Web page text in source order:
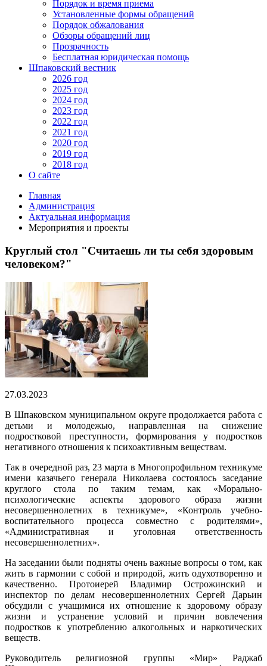
Порядок и время приема
Установленные формы обращений
Порядок обжалования
Обзоры обращений лиц
Прозрачность
Бесплатная юридическая помощь
Шпаковский вестник
2026 год
2025 год
2024 год
2023 год
2022 год
2021 год
2020 год
2019 год
2018 год
О сайте
Главная
Администрация
Актуальная информация
Мероприятия и проекты
Круглый стол "Считаешь ли ты себя здоровым
человеком?"
27.03.2023
В Шпаковском муниципальном округе продолжается работа с
детьми и молодежью, направленная на снижение
подростковой преступности, формирования у подростков
негативного отношения к психоактивным веществам.
Так в очередной раз, 23 марта в Многопрофильном техникуме
имени казачьего генерала Николаева состоялось заседание
круглого стола по таким темам, как «Морально-
психологические аспекты здорового образа жизни
несовершеннолетних в техникуме», «Контроль учебно-
воспитательного процесса совместно с родителями»,
«Административная и уголовная ответственность
несовершеннолетних».
На заседании были подняты очень важные вопросы о том, как
жить в гармонии с собой и природой, жить одухотворенно и
качественно. Протоиерей Владимир Острожинский и
инспектор по делам несовершеннолетних Сергей Дарьин
обсудили с учащимися их отношение к здоровому образу
жизни и устранение условий и причин вовлечения
подростков к употреблению алкогольных и наркотических
веществ.
Руководитель религиозной группы «Мир» Раджаб